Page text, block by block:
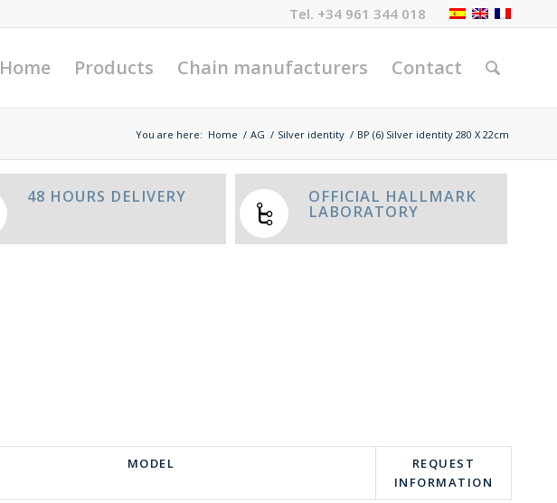
Tel. +34 961 344 018
Home Products Chain manufacturers Contact
You are here: Home / AG / Silver identity / BP (6) Silver identity 280 X 22cm
48 HOURS DELIVERY OFFICIAL HALLMARK
LABORATORY
MODEL
REQUEST
INFORMATION